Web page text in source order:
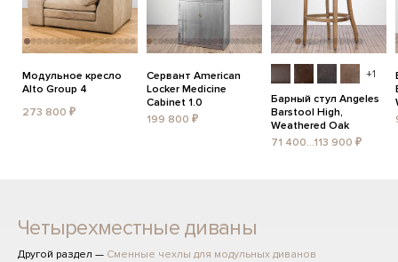
Модульное кресло
Alto Group 4
273 800 ₽
Сервант American
Locker Medicine
Cabinet 1.0
199 800 ₽
+1
Барный стул Angeles
Barstool High,
Weathered Oak
71 400...113 900 ₽
Четырехместные диваны
Другой раздел — Сменные чехлы для модульных диванов